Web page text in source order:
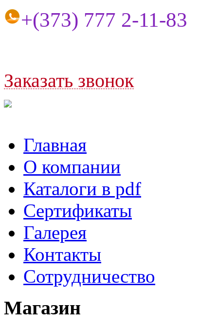
+(373) 777 2-11-83
Заказать звонок
Главная
О компании
Каталоги в pdf
Сертификаты
Галерея
Контакты
Сотрудничество
Магазин